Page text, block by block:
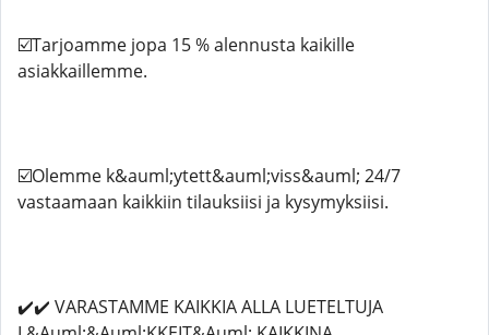
☑️Tarjoamme jopa 15 % alennusta kaikille
asiakkaillemme.
☑️Olemme k&auml;ytett&auml;viss&auml; 24/7
vastaamaan kaikkiin tilauksiisi ja kysymyksiisi.
✔️✔️ VARASTAMME KAIKKIA ALLA LUETELTUJA